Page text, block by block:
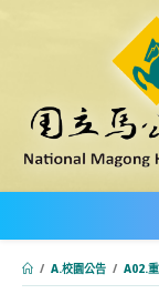
內
/ A.校園公告 / A02.